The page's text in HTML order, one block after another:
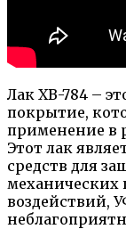
Лак ХВ-784 –
покрытие,
применение в
Этот лак
средств для
воздействий,